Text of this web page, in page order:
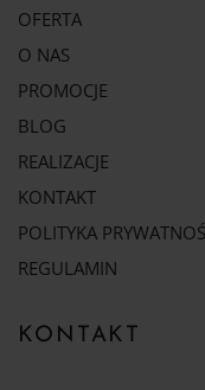
OFERTA
O NAS
PROMOCJE
BLOG
REALIZACJE
KONTAKT
POLITYKA
REGULAMIN
KONTAKT